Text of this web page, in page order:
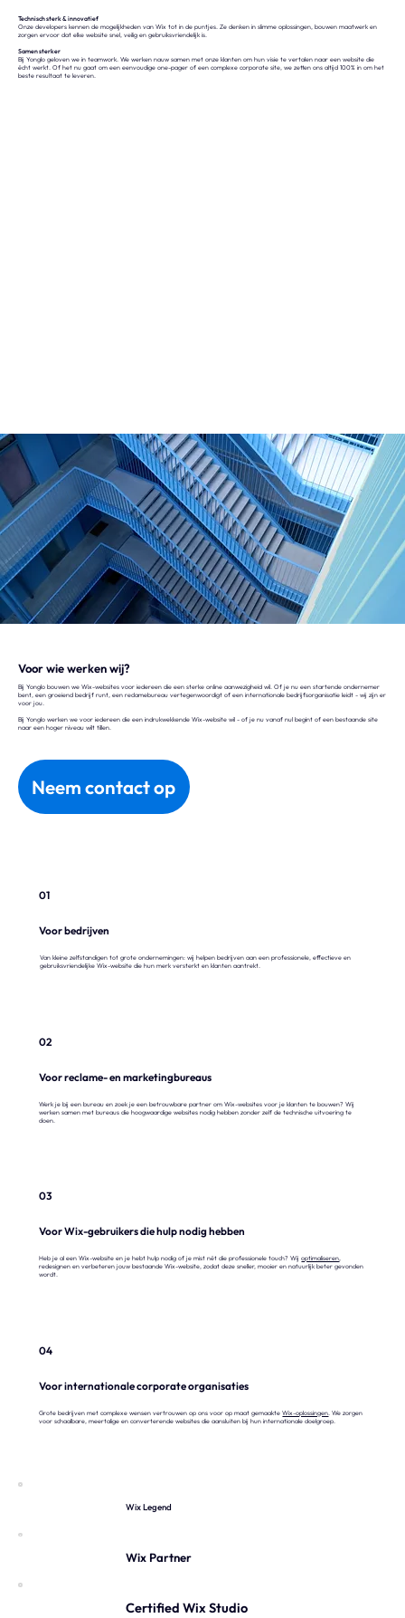
Technisch sterk & innovatief
Onze developers kennen de mogelijkheden van Wix tot in de puntjes. Ze denken in slimme oplossingen, bouwen maatwerk en
zorgen ervoor dat elke website snel, veilig en gebruiksvriendelijk is.
Samen sterker
Bij Yonglo geloven we in teamwork. We werken nauw samen met onze klanten om hun visie te vertalen naar een website die
écht werkt. Of het nu gaat om een eenvoudige one-pager of een complexe corporate site, we zetten ons altijd 100% in om het
beste resultaat te leveren.
01
Voor bedrijven
Van kleine zelfstandigen tot grote ondernemingen: wij helpen bedrijven aan een professionele, effectieve en
gebruiksvriendelijke Wix-website die hun merk versterkt en klanten aantrekt.
02
Voor reclame- en marketingbureaus
Werk je bij een bureau en zoek je een betrouwbare partner om Wix-websites voor je klanten te bouwen? Wij
werken samen met bureaus die hoogwaardige websites nodig hebben zonder zelf de technische uitvoering te
doen.
03
Voor Wix-gebruikers die hulp nodig hebben
Heb je al een Wix-website en je hebt hulp nodig of je mist nét die professionele touch? Wijoptimaliseren,
redesignen en verbeteren jouw bestaande Wix-website, zodat deze sneller, mooier en natuurlijk beter gevonden
wordt.
Voor wie werken wij?
Bij Yonglo bouwen we Wix-websites voor iedereen die een sterke online aanwezigheid wil. Of je nu een startende ondernemer
bent, een groeiend bedrijf runt, een reclamebureau vertegenwoordigt of een internationale bedrijfsorganisatie leidt - wij zijn er
voor jou.
Bij Yonglo werken we voor iedereen die een indrukwekkende Wix-website wil - of je nu vanaf nul begint of een bestaande site
naar een hoger niveau wilt tillen.
Neem contact op
04
Voor internationale corporate organisaties
Grote bedrijven met complexe wensen vertrouwen op ons voor op maat gemaakteWix-oplossingen. We zorgen
voor schaalbare, meertalige en converterende websites die aansluiten bij hun internationale doelgroep.
Wix Legend
Wix Partner
Certified Wix Studio